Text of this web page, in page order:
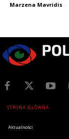
Marzena Mavridis -
STRONA GŁÓWNA
Aktualności